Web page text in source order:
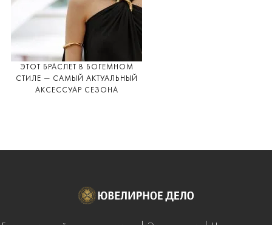
ЭТОТ БРАСЛЕТ В БОГЕМНОМ
СТИЛЕ — САМЫЙ АКТУАЛЬНЫЙ
АКСЕССУАР СЕЗОНА